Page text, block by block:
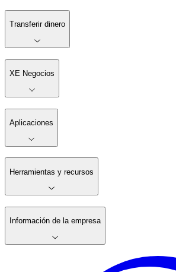
Transferir dinero
XE Negocios
Aplicaciones
Herramientas y recursos
Información de la empresa